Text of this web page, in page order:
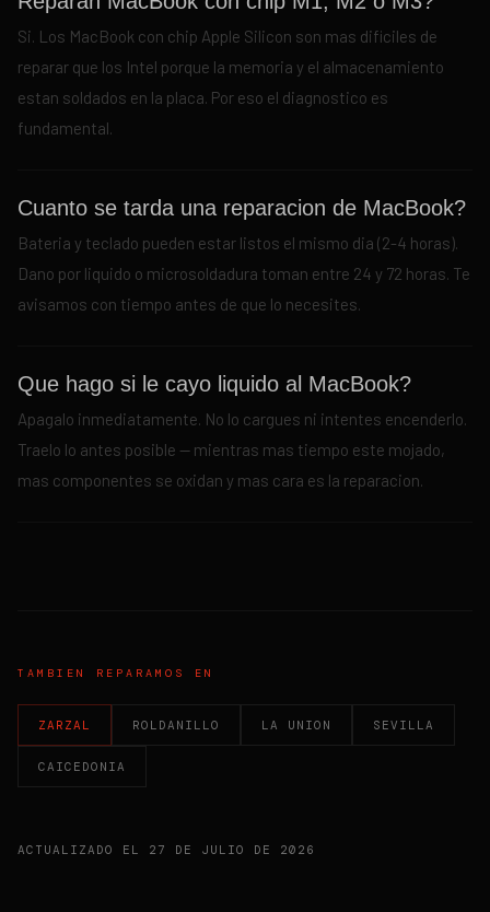
Si. Los MacBook con chip Apple Silicon son mas dificiles de
reparar que los Intel porque la memoria y el almacenamiento
estan soldados en la placa. Por eso el diagnostico es
fundamental.
Cuanto se tarda una reparacion de MacBook?
Bateria y teclado pueden estar listos el mismo dia (2-4 horas).
Dano por liquido o microsoldadura toman entre 24 y 72 horas. Te
avisamos con tiempo antes de que lo necesites.
Que hago si le cayo liquido al MacBook?
Apagalo inmediatamente. No lo cargues ni intentes encenderlo.
Traelo lo antes posible — mientras mas tiempo este mojado,
mas componentes se oxidan y mas cara es la reparacion.
TAMBIEN REPARAMOS EN
ZARZAL ROLDANILLO LA UNION SEVILLA
CAICEDONIA
ACTUALIZADO EL 27 DE JULIO DE 2026